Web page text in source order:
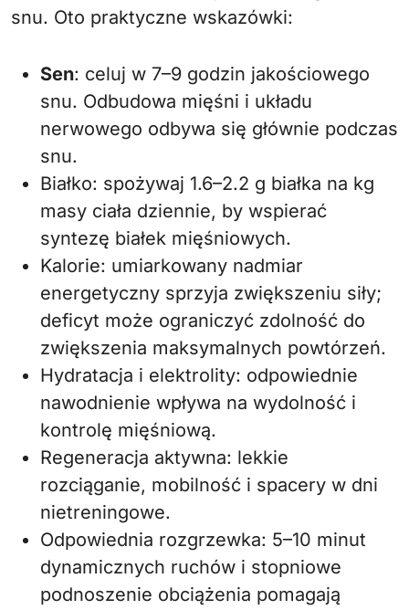
snu. Oto praktyczne wskazówki:
Sen: celuj w 7–9 godzin jakościowego
snu. Odbudowa mięśni i układu
nerwowego odbywa się głównie podczas
snu.
Białko: spożywaj 1.6–2.2 g białka na kg
masy ciała dziennie, by wspierać
syntezę białek mięśniowych.
Kalorie: umiarkowany nadmiar
energetyczny sprzyja zwiększeniu siły;
deficyt może ograniczyć zdolność do
zwiększenia maksymalnych powtórzeń.
Hydratacja i elektrolity: odpowiednie
nawodnienie wpływa na wydolność i
kontrolę mięśniową.
Regeneracja aktywna: lekkie
rozciąganie, mobilność i spacery w dni
nietreningowe.
Odpowiednia rozgrzewka: 5–10 minut
dynamicznych ruchów i stopniowe
podnoszenie obciążenia pomagają